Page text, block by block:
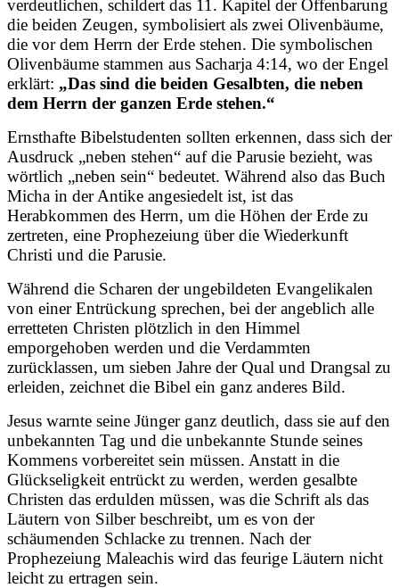
verdeutlichen, schildert das 11. Kapitel der Offenbarung
die beiden Zeugen, symbolisiert als zwei Olivenbäume,
die vor dem Herrn der Erde stehen. Die symbolischen
Olivenbäume stammen aus Sacharja 4:14, wo der Engel
erklärt: „Das sind die beiden Gesalbten, die neben
dem Herrn der ganzen Erde stehen.“
Ernsthafte Bibelstudenten sollten erkennen, dass sich der
Ausdruck „neben stehen“ auf die Parusie bezieht, was
wörtlich „neben sein“ bedeutet. Während also das Buch
Micha in der Antike angesiedelt ist, ist das
Herabkommen des Herrn, um die Höhen der Erde zu
zertreten, eine Prophezeiung über die Wiederkunft
Christi und die Parusie.
Während die Scharen der ungebildeten Evangelikalen
von einer Entrückung sprechen, bei der angeblich alle
erretteten Christen plötzlich in den Himmel
emporgehoben werden und die Verdammten
zurücklassen, um sieben Jahre der Qual und Drangsal zu
erleiden, zeichnet die Bibel ein ganz anderes Bild.
Jesus warnte seine Jünger ganz deutlich, dass sie auf den
unbekannten Tag und die unbekannte Stunde seines
Kommens vorbereitet sein müssen. Anstatt in die
Glückseligkeit entrückt zu werden, werden gesalbte
Christen das erdulden müssen, was die Schrift als das
Läutern von Silber beschreibt, um es von der
schäumenden Schlacke zu trennen. Nach der
Prophezeiung Maleachis wird das feurige Läutern nicht
leicht zu ertragen sein.